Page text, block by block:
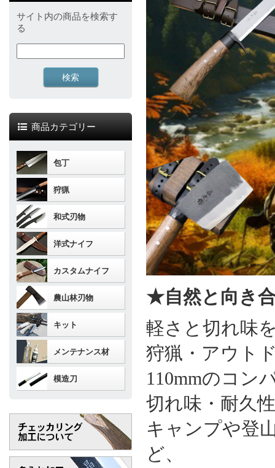
★自然と向き
軽さと切れ味
狩猟・アウト
110mmのコン
切れ味・耐久
キャンプや登
ど、
サイト内の商品を検索す
る
商品カテゴリー
包丁
狩猟
和式刃物
洋式ナイフ
カスタムナイフ
農山林刃物
キット
メンテナンス材
模造刀